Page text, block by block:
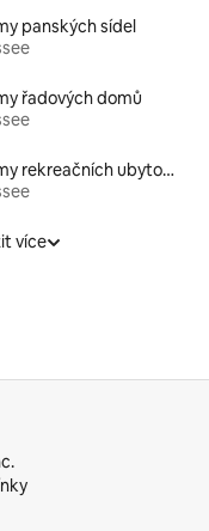
panských sídel
řadových domů
Pronájmy rekreačních ubytování
více